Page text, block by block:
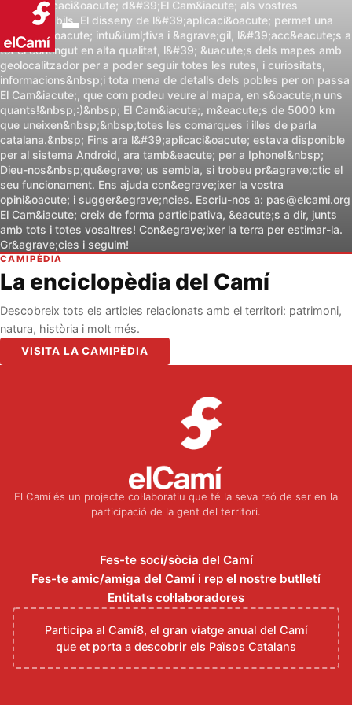
l&#39;aplicaci&oacute; d&#39;El Cam&iacute; als vostres
m&ograve;bils. El disseny de l&#39;aplicaci&oacute; permet una
navegaci&oacute; intu&iuml;tiva i &agrave;gil, l&#39;acc&eacute;s a
tot el contingut en alta qualitat, l&#39; &uacute;s dels mapes amb
geolocalitzador per a poder seguir totes les rutes, i curiositats,
informacions&nbsp;i tota mena de detalls dels pobles per on passa
El Cam&iacute;, que com podeu veure al mapa, en s&oacute;n uns
quants!&nbsp;:)&nbsp; El Cam&iacute;, m&eacute;s de 5000 km
que uneixen&nbsp;&nbsp;totes les comarques i illes de parla
catalana.&nbsp; Fins ara l&#39;aplicaci&oacute; estava disponible
per al sistema Android, ara tamb&eacute; per a Iphone!&nbsp;
Dieu-nos&nbsp;qu&egrave; us sembla, si trobeu pr&agrave;ctic el
seu funcionament. Ens ajuda con&egrave;ixer la vostra
opini&oacute; i sugger&egrave;ncies. Escriu-nos a: pas@elcami.org
El Cam&iacute; creix de forma participativa, &eacute;s a dir, junts
amb tots i totes vosaltres! Con&egrave;ixer la terra per estimar-la.
Gr&agrave;cies i seguim!
CAMIPÈDIA
La enciclopèdia del Camí
Descobreix tots els articles relacionats amb el territori: patrimoni,
natura, història i molt més.
VISITA LA CAMIPÈDIA
El Camí és un projecte col·laboratiu que té la seva raó de ser en la
participació de la gent del territori.
Fes-te soci/sòcia del Camí
Fes-te amic/amiga del Camí i rep el nostre butlletí
Entitats col·laboradores
Participa al Camí8, el gran viatge anual del Camí
que et porta a descobrir els Països Catalans